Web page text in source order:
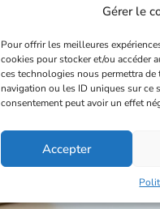
Gérer le
Pour offrir les meilleures
cookies pour stocker et/ou accéder
ces technologies nous permettra
navigation ou les ID uniques sur ce
consentement peut avoir un effet
Accepter